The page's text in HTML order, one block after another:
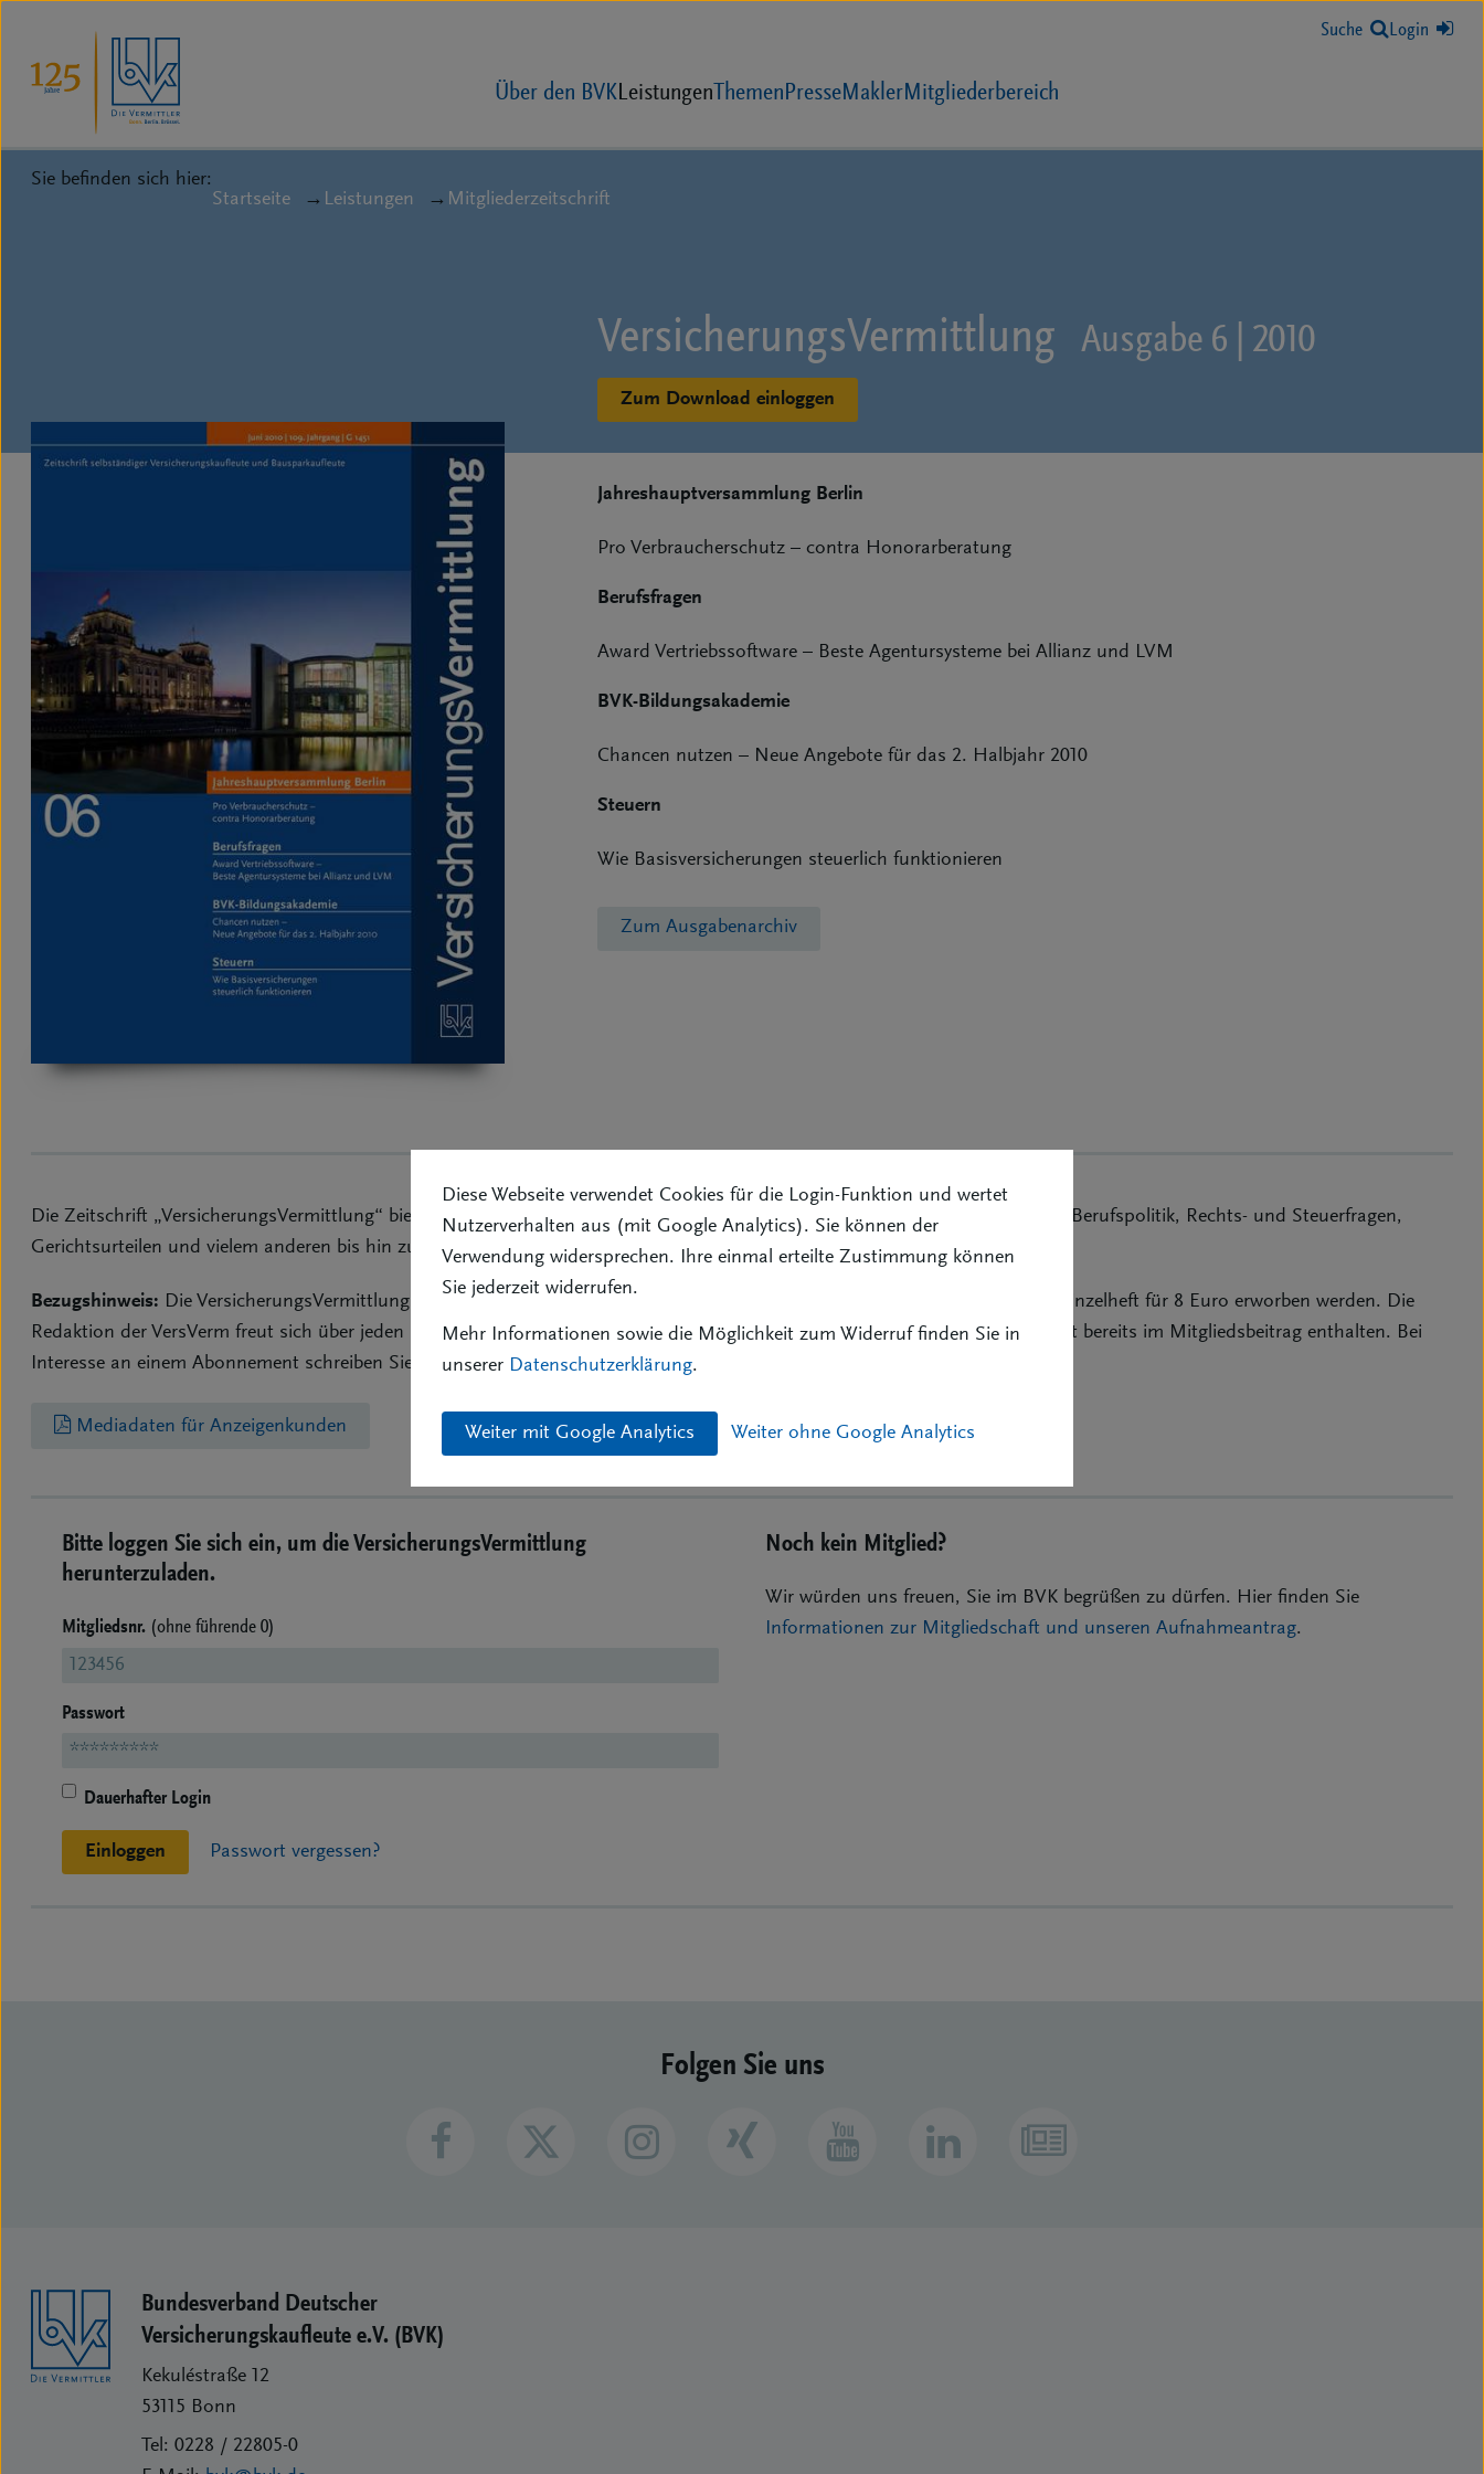
Diese Webseite verwendet Cookies für die Login-Funktion und wertet
Nutzerverhalten aus (mit Google Analytics). Sie können der
Verwendung widersprechen. Ihre einmal erteilte Zustimmung können
Sie jederzeit widerrufen.
Mehr Informationen sowie die Möglichkeit zum Widerruf finden Sie in
unserer Datenschutzerklärung.
Weiter mit Google Analytics Weiter ohne Google Analytics
Über den BVKLeistungen ThemenPresseMaklerMitgliederbereich
Suche Login
Sie befinden sich hier:
Startseite
Leistungen Mitgliederzeitschrift
Versicherungs­Vermittlung Ausgabe 6 | 2010
Zum Download einloggen
Jahreshauptversammlung Berlin
Pro Verbraucherschutz – contra Honorarberatung
Berufsfragen
Award Vertriebssoftware – Beste Agentursysteme bei Allianz und LVM
BVK-Bildungsakademie
Chancen nutzen – Neue Angebote für das 2. Halbjahr 2010
Steuern
Wie Basisversicherungen steuerlich funktionieren
Zum Ausgabenarchiv
Die Zeitschrift „VersicherungsVermittlung“ bietet kompakte Berichte, Analysen und Tipps aus allen Bereichen: beginnend mit Berufspolitik, Rechts- und Steuerfragen,
Gerichtsurteilen und vielem anderen bis hin zu Nachrichten aus den Vertretervereinigungen und Bezirksverbänden des BVK.
Bezugshinweis: Die VersicherungsVermittlung kann auch von Nicht-Mitgliedern im Jahresabonnement für 48 Euro bzw. das Einzelheft für 8 Euro erworben werden. Die
Redaktion der VersVerm freut sich über jeden neuen Abonnenten. Bitte beachten Sie: Bei BVK-Mitgliedern ist das Abonnement bereits im Mitgliedsbeitrag enthalten. Bei
Interesse an einem Abonnement schreiben Sie uns bitte eine Mail anversverm@bvk.de
Mediadaten für Anzeigenkunden
Bitte loggen Sie sich ein, um die VersicherungsVermittlung
herunterzuladen.
Mitgliedsnr. (ohne führende 0)
Passwort
Dauerhafter Login
Einloggen Passwort vergessen?
Noch kein Mitglied?
Wir würden uns freuen, Sie im BVK begrüßen zu dürfen. Hier finden Sie
Informationen zur Mitgliedschaft und unseren Aufnahmeantrag.
Folgen Sie uns
Bundesverband Deutscher
Versicherungs­kaufleute e.V. (BVK)
Kekuléstraße 12
53115 Bonn
Tel: 0228 / 22805-0